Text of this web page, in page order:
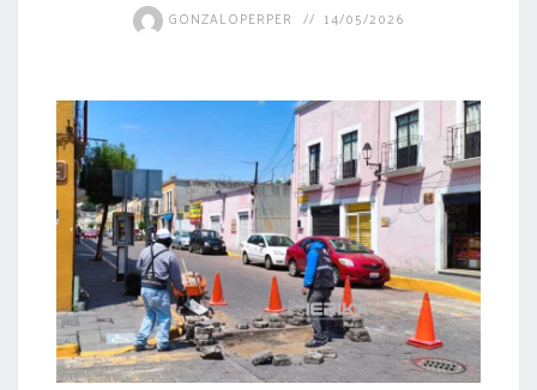
GONZALOPERPER 14/05/2026
acreditación